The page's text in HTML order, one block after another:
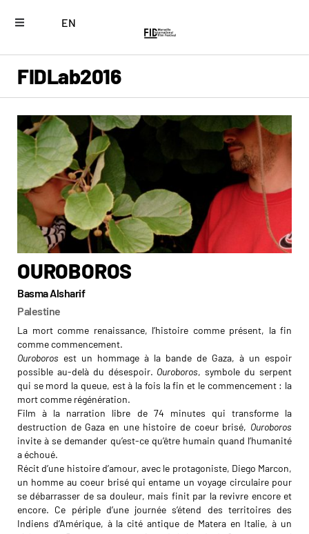
EN
FIDLab2016
OUROBOROS
Basma Alsharif
Palestine
La mort comme renaissance, l’histoire comme présent, la fin
comme commencement.
Ouroboros est un hommage à la bande de Gaza, à un espoir
possible au-delà du désespoir. Ouroboros, symbole du serpent
qui se mord la queue, est à la fois la fin et le commencement : la
mort comme régénération.
Film à la narration libre de 74 minutes qui transforme la
destruction de Gaza en une histoire de coeur brisé, Ouroboros
invite à se demander qu’est-ce qu’être humain quand l’humanité
a échoué.
Récit d’une histoire d’amour, avec le protagoniste, Diego Marcon,
un homme au coeur brisé qui entame un voyage circulaire pour
se débarrasser de sa douleur, mais finit par la revivre encore et
encore. Ce périple d’une journée s’étend des territoires des
Indiens d’Amérique, à la cité antique de Matera en Italie, à un